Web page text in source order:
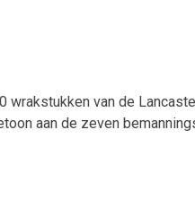
wrakstukken van de
aan de zeven